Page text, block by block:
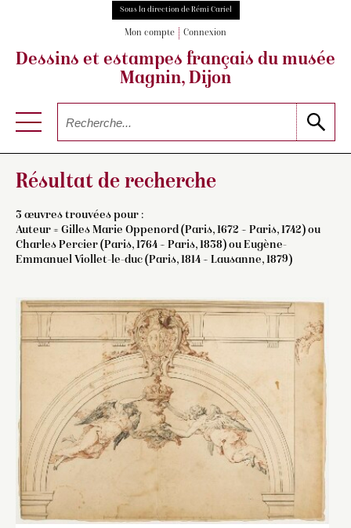
Sous la direction de Rémi Cariel
Mon compte Connexion
Dessins et estampes français du musée
Magnin, Dijon
Résultat de recherche
3 œuvres trouvées pour :
Auteur = Gilles Marie Oppenord (Paris, 1672 – Paris, 1742)ou
Charles Percier (Paris, 1764 – Paris, 1838)ouEugène-
Emmanuel Viollet-le-duc (Paris, 1814 – Lausanne, 1879)